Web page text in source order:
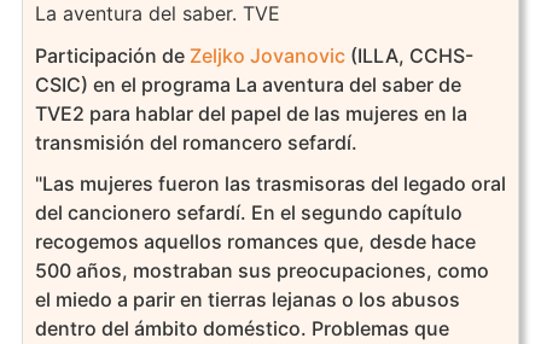
La aventura del saber. TVE
Participación de Zeljko Jovanovic(ILLA, CCHS-
CSIC) en el programa La aventura del saber de
TVE2 para hablar del papel de las mujeres en la
transmisión del romancero sefardí.
"Las mujeres fueron las trasmisoras del legado oral
del cancionero sefardí. En el segundo capítulo
recogemos aquellos romances que, desde hace
500 años, mostraban sus preocupaciones, como
el miedo a parir en tierras lejanas o los abusos
dentro del ámbito doméstico. Problemas que